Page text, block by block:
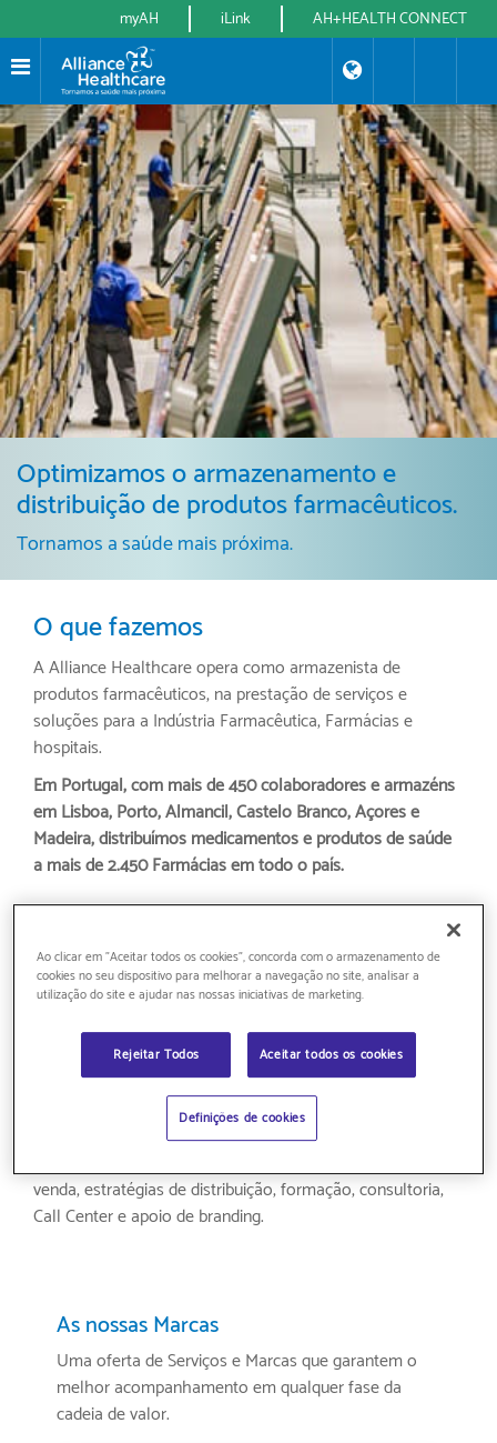
Header
Top
Toolbar
myAH iLink AH+HEALTH CONNECT
Optimizamos o armazenamento e
distribuição de produtos farmacêuticos.
Tornamos a saúde mais próxima.
O que fazemos
A Alliance Healthcare opera como armazenista de
produtos farmacêuticos, na prestação de serviços e
soluções para a Indústria Farmacêutica, Farmácias e
hospitais.
Em Portugal, com mais de 450 colaboradores e armazéns
em Lisboa, Porto, Almancil, Castelo Branco, Açores e
Madeira, distribuímos medicamentos e produtos de saúde
a mais de 2.450 Farmácias em todo o país.
A nossa oferta
Somos líder de mercado de distribuição farmacêutica em
incluindo, para além de uma distribuição eficiente e
condições comerciais atrativas, soluções complementares
de suporte à sua atividade.
Para a Indústria Farmacêutica, oferecemos um conjunto
venda, estratégias de distribuição, formação, consultoria,
Call Center e apoio de branding.
As nossas Marcas
Uma oferta de Serviços e Marcas que garantem o
melhor acompanhamento em qualquer fase da
cadeia de valor.
Ao clicar em "Aceitar todos os cookies", concorda com o armazenamento de
cookies no seu dispositivo para melhorar a navegação no site, analisar a
utilização do site e ajudar nas nossas iniciativas de marketing.
Rejeitar Todos Aceitar todos os cookies
Definições de cookies